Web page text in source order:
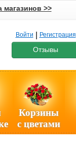
магазинов >>
Войти Регистрация
Отзывы
Корзины
с цветами